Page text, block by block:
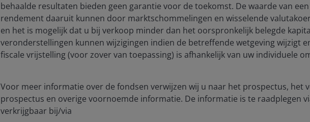
behaalde resultaten bieden geen garantie voor de toekomst. De waarde van
rendement daaruit kunnen door marktschommelingen en wisselende
en het is mogelijk dat u bij verkoop minder dan het oorspronkelijk belegde
veronderstellingen kunnen wijzigingen indien de betreffende wetgeving wijzigt
fiscale vrijstelling (voor zover van toepassing) is afhankelijk van uw individuele
Voor meer informatie over de fondsen verwijzen wij u naar het prospectus, het
prospectus en overige voornoemde informatie. De informatie is te raadplegen
verkrijgbaar bij/via